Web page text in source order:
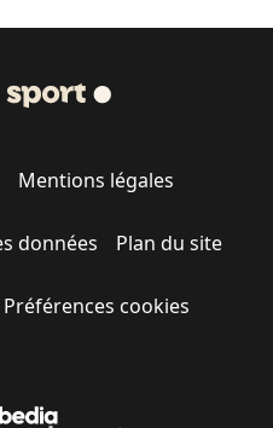
Mentions légales
données Plan du site
Préférences cookies